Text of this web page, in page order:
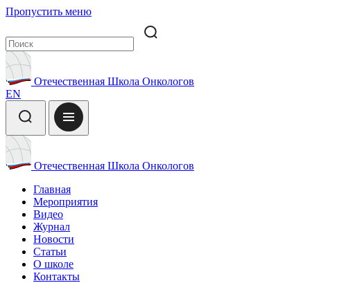
Пропустить меню
Отечественная Школа Онкологов
EN
Отечественная Школа Онкологов
Главная
Мероприятия
Видео
Журнал
Новости
Статьи
О школе
Контакты